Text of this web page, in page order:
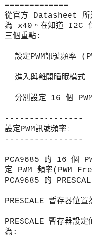
=============
從官方 Datasheet 所
為 x40。在知道 I2C
三個重點:
設定PWM訊號頻率
進入與離開睡眠模式
分別設定 16 個
----------------
設定PWM訊號頻率:
----------------
PCA9685 的 16 個
定 PWM 頻率(PWM
PCA9685 的
PRESCALE 暫存器位
PRESCALE 暫存器設
為: